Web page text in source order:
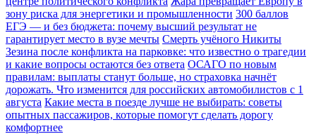
зону риска для энергетики и промышленности 300 баллов
ЕГЭ — и без бюджета: почему высший результат не
гарантирует место в вузе мечты Смерть учёного Никиты
Зезина после конфликта на парковке: что известно о трагедии
и какие вопросы остаются без ответа ОСАГО по новым
правилам: выплаты станут больше, но страховка начнёт
дорожать. Что изменится для российских автомобилистов с 1
августа Какие места в поезде лучше не выбирать: советы
опытных пассажиров, которые помогут сделать дорогу
комфортнее